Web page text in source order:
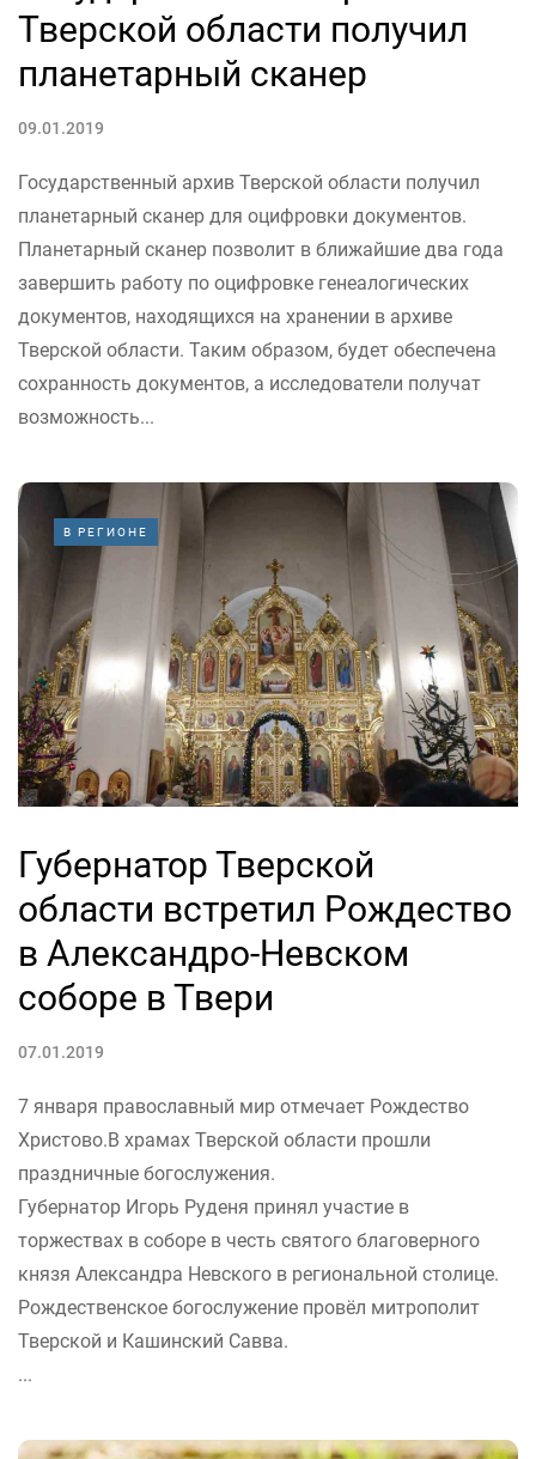
Тверской области получил
планетарный сканер
09.01.2019
Государственный архив Тверской области получил
планетарный сканер для оцифровки документов.
Планетарный сканер позволит в ближайшие два года
завершить работу по оцифровке генеалогических
документов, находящихся на хранении в архиве
Тверской области. Таким образом, будет обеспечена
сохранность документов, а исследователи получат
возможность...
В РЕГИОНЕ
Губернатор Тверской
области встретил Рождество
в Александро-Невском
соборе в Твери
07.01.2019
7 января православный мир отмечает Рождество
Христово.В храмах Тверской области прошли
праздничные богослужения.
Губернатор Игорь Руденя принял участие в
торжествах в соборе в честь святого благоверного
князя Александра Невского в региональной столице.
Рождественское богослужение провёл митрополит
Тверской и Кашинский Савва.
...